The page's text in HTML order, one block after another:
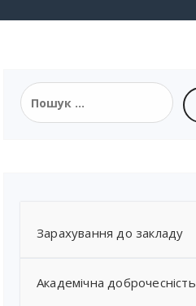
Зарахування до закладу
Академічна доброчесність